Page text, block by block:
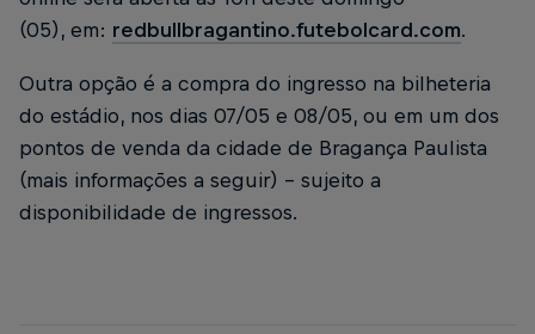
(05), em: redbullbragantino.futebolcard.com.
Outra opção é a compra do ingresso na bilheteria
do estádio, nos dias 07/05 e 08/05, ou em um dos
pontos de venda da cidade de Bragança Paulista
(mais informações a seguir) – sujeito a
disponibilidade de ingressos.